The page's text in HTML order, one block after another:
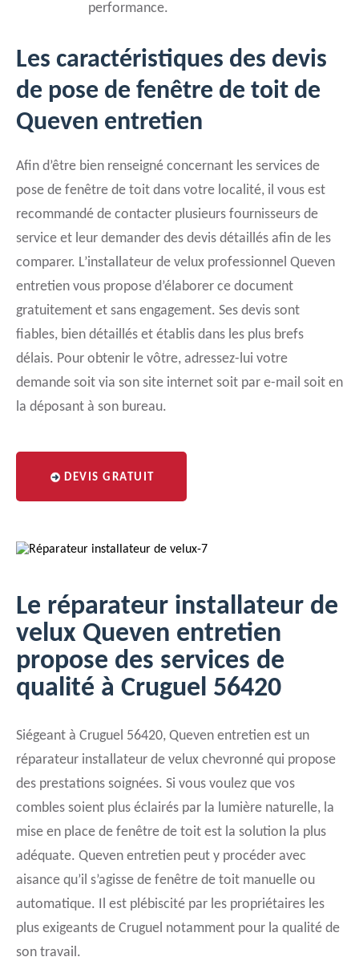
performance.
Les caractéristiques des devis
de pose de fenêtre de toit de
Queven entretien
Afin d’être bien renseigné concernant les services de
pose de fenêtre de toit dans votre localité, il vous est
recommandé de contacter plusieurs fournisseurs de
service et leur demander des devis détaillés afin de les
comparer. L’installateur de velux professionnel Queven
entretien vous propose d’élaborer ce document
gratuitement et sans engagement. Ses devis sont
fiables, bien détaillés et établis dans les plus brefs
délais. Pour obtenir le vôtre, adressez-lui votre
demande soit via son site internet soit par e-mail soit en
la déposant à son bureau.
DEVIS GRATUIT
Le réparateur installateur de
velux Queven entretien
propose des services de
qualité à Cruguel 56420
Siégeant à Cruguel 56420, Queven entretien est un
réparateur installateur de velux chevronné qui propose
des prestations soignées. Si vous voulez que vos
combles soient plus éclairés par la lumière naturelle, la
mise en place de fenêtre de toit est la solution la plus
adéquate. Queven entretien peut y procéder avec
aisance qu’il s’agisse de fenêtre de toit manuelle ou
automatique. Il est plébiscité par les propriétaires les
plus exigeants de Cruguel notamment pour la qualité de
son travail.